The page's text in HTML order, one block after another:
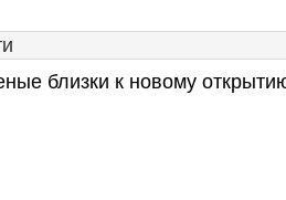
близки к новому